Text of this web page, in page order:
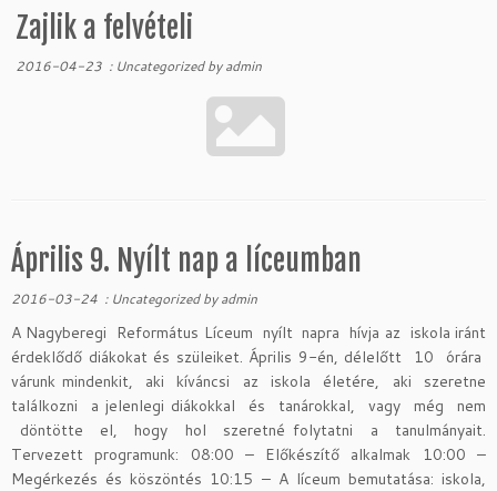
Zajlik a felvételi
2016-04-23 : Uncategorizedbyadmin
Április 9. Nyílt nap a líceumban
2016-03-24 : Uncategorizedbyadmin
A Nagyberegi Református Líceum nyílt napra hívja az iskola iránt
érdeklődő diákokat és szüleiket. Április 9-én, délelőtt 10 órára
várunk mindenkit, aki kíváncsi az iskola életére, aki szeretne
találkozni a jelenlegi diákokkal és tanárokkal, vagy még nem
döntötte el, hogy hol szeretné folytatni a tanulmányait.
Tervezett programunk: 08:00 – Előkészítő alkalmak 10:00 –
Megérkezés és köszöntés 10:15 – A líceum bemutatása: iskola,